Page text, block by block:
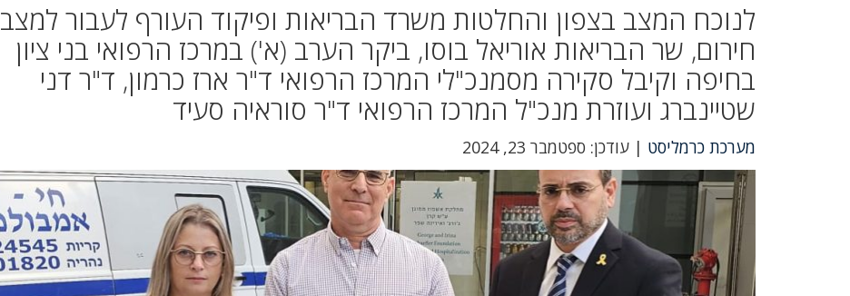
לנוכח המצב בצפון והחלטות משרד הבריאות ופיקוד העורף לעבור למצב
חירום, שר הבריאות אוריאל בוסו, ביקר הערב (א') במרכז הרפואי בני ציון
בחיפה וקיבל סקירה מסמנכ"לי המרכז הרפואי ד"ר ארז כרמון, ד"ר דני
שטיינברג ועוזרת מנכ"ל המרכז הרפואי ד"ר סוראיה סעיד
מערכת כרמליסט | עודכן: ספטמבר 23, 2024